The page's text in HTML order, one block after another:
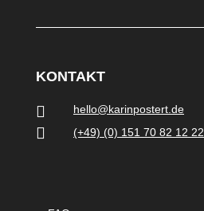
KONTAKT
 hello@karinpostert.de
 (+49) (0) 151 70 82 12 22